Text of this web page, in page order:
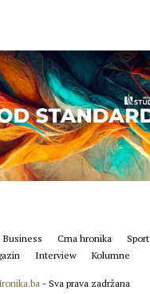
Business Crna hronika Sport
Interview Kolumne
- Sva prava zadržana